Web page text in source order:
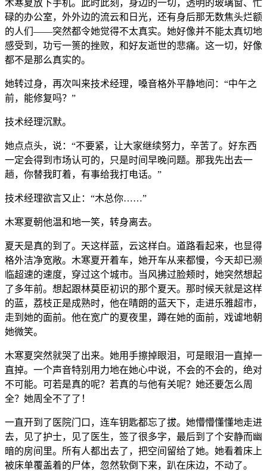
木寒夏放下手机。此时此刻，身边的一切，透明的玻璃窗、忙
碌的办公室，外外边的流云和日光，还有身后那无数焦头烂额
的人们——突然都令她觉得不太真实。她好像并不能太真切地
感受到，功亏一篑的挫败，和好友逝世的悲痛。这一切，好像
都不是那么真实的。
她转过身，再次叫来技术经理，嗓音格外平静地问：“中午之
前，能修复吗？”
技术经理沉默。
她点点头，说：“不要紧，让大家继续努力，辛苦了。好东西
一定会得到市场认可的，只是时间早晚问题。那我先出去一
趟，你替我盯着，有事给我打电话。”
技术经理欲言又止：“木总你……”
木寒夏朝他温和地一笑，转身离去。
夏天是真的到了。天这样蓝，云这样白。道路看起来，也显得
格外洁净宽敞。木寒夏开着车，她开车从来都慢，今天却已濒
临超速的速度，穿过这个城市。当风拂过脸颊时，她突然想起
了多年前。想起跟林莫臣初识的那个夏天。那时候天就是这样
的蓝，荔枝正是成熟时，他在晴朗的蓝天下，走进乐雅超市，
走到她的面前。他在宽广的夏夜里，蹲在她的面前，戏谑地朝
她微笑。
木寒夏突然就哭了出来。她用手擦掉眼泪，可是眼泪一直掉一
直掉。一个声音特别用力地在她心中说，不会的不会的，绝对
不可能。可若是真的呢？若真的与他有关呢？她还要怎么周
全？她周全不了了！
一直开到了医院门口，连车钥匙都忘了拔。她懵懵懂懂地走进
去，见了护士，见了医生，签了很多字，最后到了个安静而幽
暗的房间里。所有人都出去了，把空间留给了她。她看着床上
被床单覆盖着的尸体，忽然软倒下来，趴在床边，不动了。